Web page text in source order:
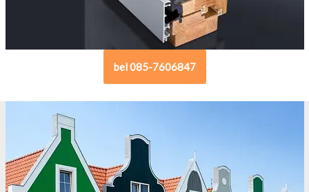
bel 085-7606847